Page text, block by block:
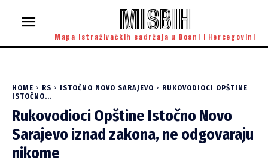
MISBIH
Mapa istraživačkih sadržaja u Bosni i Hercegovini
HOME RS ISTOČNO NOVO SARAJEVO
RUKOVODIOCI OPŠTINE
ISTOČNO...
Rukovodioci Opštine Istočno Novo
Sarajevo iznad zakona, ne odgovaraju
nikome